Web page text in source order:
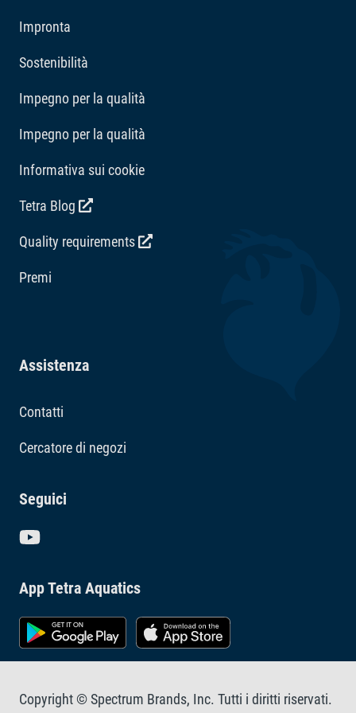
AquaSafe è la scelta perfetta per un acquario sicuro.
Impronta
Sostenibilità
Impegno per la qualità
Impegno per la qualità
Informativa sui cookie
Tetra Blog
Quality requirements
Premi
Assistenza
Contatti
Cercatore di negozi
Seguici
App Tetra Aquatics
Copyright © Spectrum Brands, Inc. Tutti i diritti riservati.